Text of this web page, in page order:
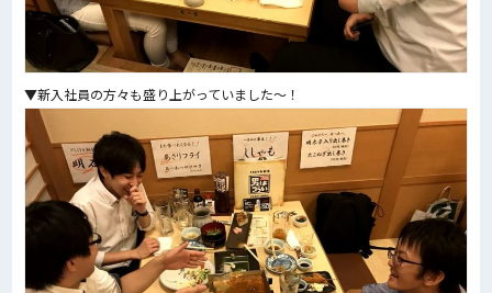
▼新入社員の方々も盛り上がっていました～！